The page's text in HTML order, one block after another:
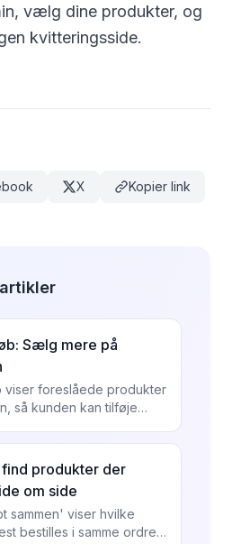
vælg dine produkter, og
kvitteringsside.
X Kopier link
Sælg mere på
viser foreslåede produkter
så kunden kan tilføje
find produkter der
om side
sammen' viser hvilke
bestilles i samme ordre.